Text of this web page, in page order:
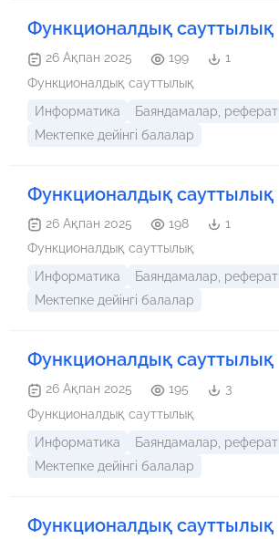
Функционалдық сауттылық
26 Ақпан 2025 199
1
Функционалдық сауттылық
Информатика
Баяндамалар, реферат
Мектепке дейінгі балалар
Функционалдық сауттылық
26 Ақпан 2025 198
1
Функционалдық сауттылық
Информатика
Баяндамалар, реферат
Мектепке дейінгі балалар
Функционалдық сауттылық
26 Ақпан 2025 195
3
Функционалдық сауттылық
Информатика
Баяндамалар, реферат
Мектепке дейінгі балалар
Функционалдық сауттылық